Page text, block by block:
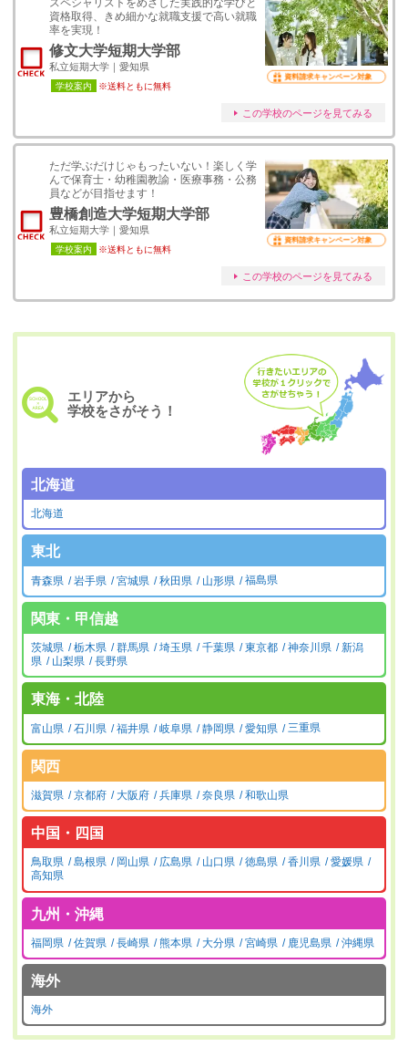
スペシャリストをめざした実践的な学びと
資格取得、きめ細かな就職支援で高い就職
率を実現！
修文大学短期大学部
私立短期大学｜愛知県
学校案内 ※送料ともに無料
資料請求キャンペーン対象
この学校のページを見てみる
ただ学ぶだけじゃもったいない！楽しく学
んで保育士・幼稚園教諭・医療事務・公務
員などが目指せます！
豊橋創造大学短期大学部
私立短期大学｜愛知県
学校案内 ※送料ともに無料
資料請求キャンペーン対象
この学校のページを見てみる
エリアから
学校をさがそう！
北海道
北海道
東北
青森県 岩手県 宮城県 秋田県 山形県 福島県
関東・甲信越
茨城県 栃木県 群馬県 埼玉県 千葉県 東京都 神奈川県
新潟
県
山梨県 長野県
東海・北陸
富山県 石川県 福井県 岐阜県 静岡県 愛知県 三重県
関西
滋賀県 京都府 大阪府 兵庫県 奈良県 和歌山県
中国・四国
鳥取県 島根県 岡山県 広島県 山口県 徳島県 香川県
愛媛県
高知県
九州・沖縄
福岡県 佐賀県 長崎県 熊本県 大分県 宮崎県 鹿児島県 沖縄県
海外
海外